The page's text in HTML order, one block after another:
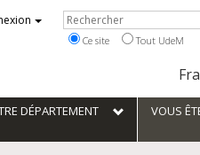
la
Rechercher
Ce site Tout UdeM
DÉPARTEMENT VOUS